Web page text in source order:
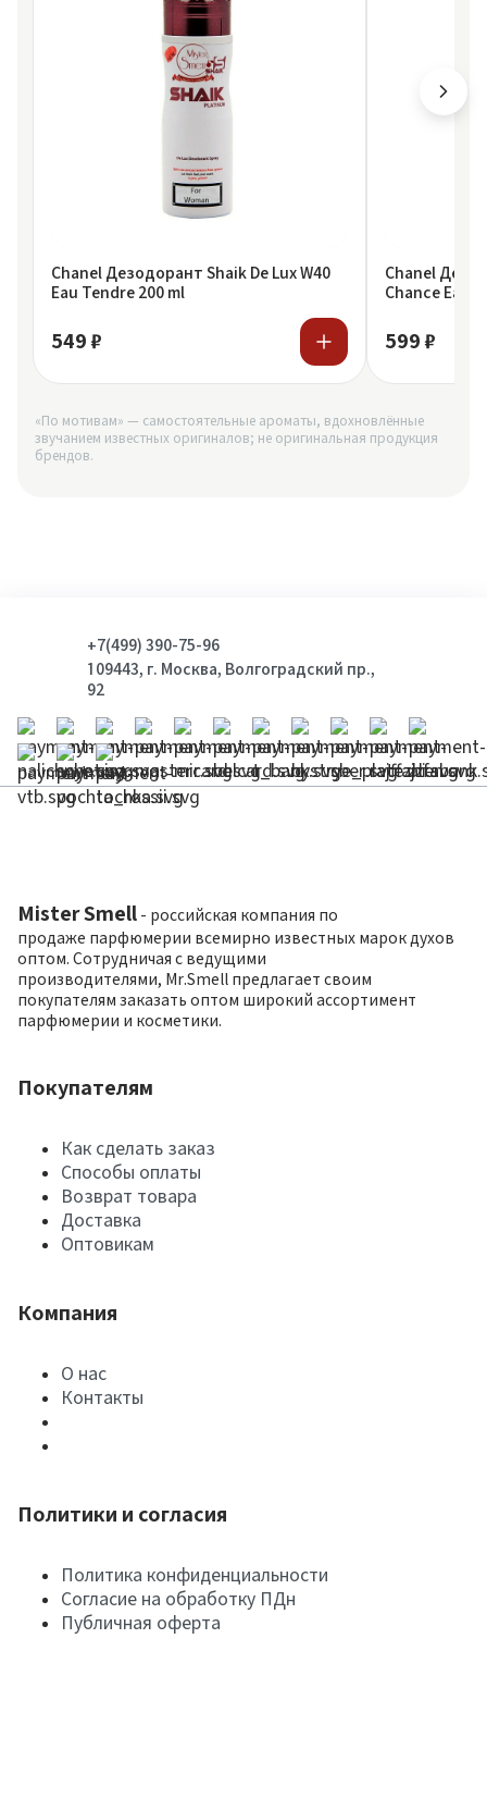
Chanel Дезодорант Shaik De Lux W40
Eau Tendre 200 ml
549 ₽
Chanel
Chance Eau
599 ₽
«По мотивам» — самостоятельные ароматы, вдохновлённые
звучанием известных оригиналов; не оригинальная продукция
брендов.
+7(499) 390-75-96
109443, г. Москва, Волгоградский пр.,
92
Mister Smell - российская компания по
продаже парфюмерии всемирно известных марок духов
оптом. Сотрудничая с ведущими
производителями, Mr.Smell предлагает своим
покупателям заказать оптом широкий ассортимент
парфюмерии и косметики.
Покупателям
Как сделать заказ
Способы оплаты
Возврат товара
Доставка
Оптовикам
Компания
О нас
Контакты
Политики и согласия
Политика конфиденциальности
Согласие на обработку ПДн
Публичная оферта